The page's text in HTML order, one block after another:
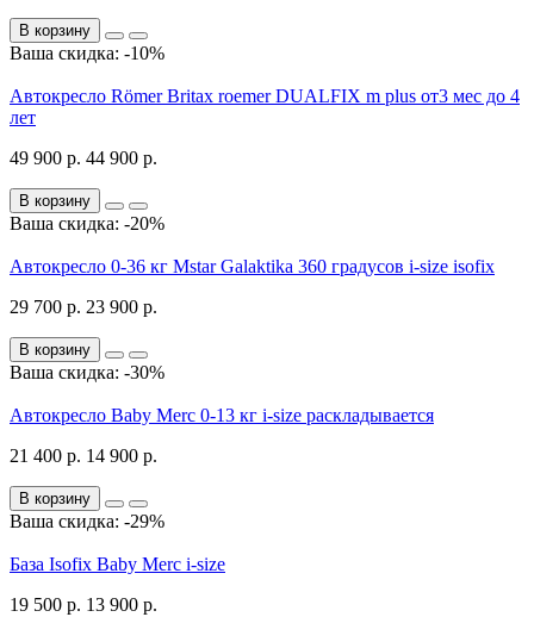
В корзину
Ваша скидка: -10%
Автокресло Römer Britax roemer DUALFIX m plus от3 мес до 4
лет
49 900 р. 44 900 р.
В корзину
Ваша скидка: -20%
Автокресло 0-36 кг Mstar Galaktika 360 градусов i-size isofix
29 700 р. 23 900 р.
В корзину
Ваша скидка: -30%
Автокресло Baby Merc 0-13 кг i-size раскладывается
21 400 р. 14 900 р.
В корзину
Ваша скидка: -29%
База Isofix Baby Merc i-size
19 500 р. 13 900 р.